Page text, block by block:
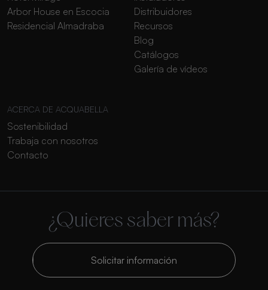
Arbor House en Escocia
Residencial Almadraba
Distribuidores
Recursos
Blog
Catálogos
Galería de vídeos
ACERCA DE ACQUABELLA
Sostenibilidad
Trabaja con nosotros
Contacto
¿Quieres saber más?
Solicitar información